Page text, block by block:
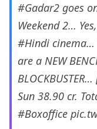
#Gadar2 goes
Weekend 2…
#Hindi cinema…
are a NEW
Sun 38.90 cr.
#Boxoffice